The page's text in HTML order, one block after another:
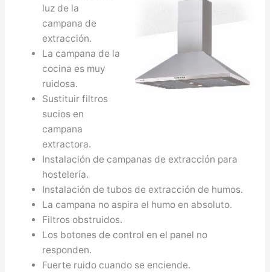
luz de la
campana de
extracción.
La campana de la
cocina es muy
ruidosa.
Sustituir filtros
sucios en
campana
extractora.
Instalación de campanas de extracción para
hostelería.
Instalación de tubos de extracción de humos.
La campana no aspira el humo en absoluto.
Filtros obstruidos.
Los botones de control en el panel no
responden.
Fuerte ruido cuando se enciende.